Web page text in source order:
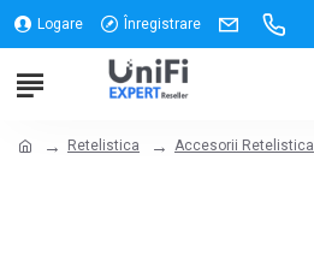
Logare Înregistrare
Retelistica Accesorii Retelistica